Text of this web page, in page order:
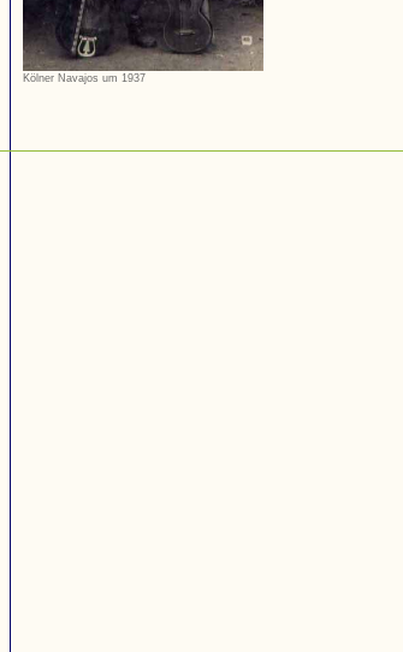
Kölner Navajos um 1937